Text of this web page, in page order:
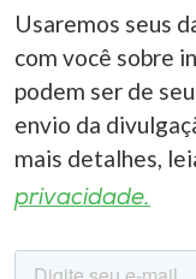
Usaremos seus
com você sobre
podem ser de
envio da
mais detalhes,
privacidade.